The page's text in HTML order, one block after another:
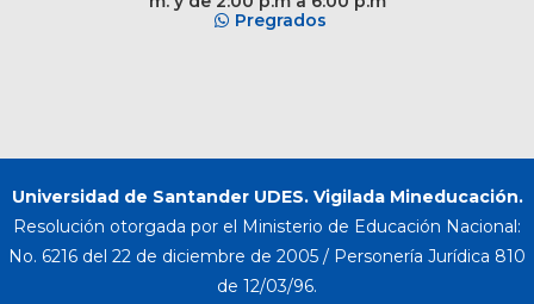
Pregrados
Universidad de Santander UDES. Vigilada Mineducación.
Resolución otorgada por el Ministerio de Educación Nacional:
No. 6216 del 22 de diciembre de 2005 / Personería Jurídica 810
de 12/03/96.